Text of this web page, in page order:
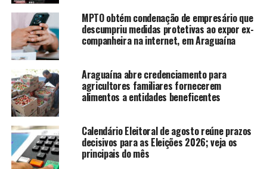
MPTO obtém condenação de empresário que
descumpriu medidas protetivas ao expor ex-
companheira na internet, em Araguaína
Araguaína abre credenciamento para
agricultores familiares fornecerem
alimentos a entidades beneficentes
Calendário Eleitoral de agosto reúne prazos
decisivos para as Eleições 2026; veja os
principais do mês